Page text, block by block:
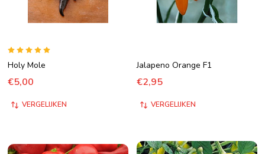
Holy Mole
€5,00
VERGELIJKEN
Jalapeno Orange F1
€2,95
VERGELIJKEN